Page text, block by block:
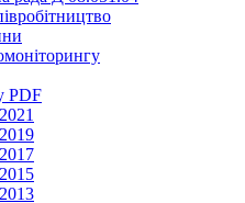
PDF